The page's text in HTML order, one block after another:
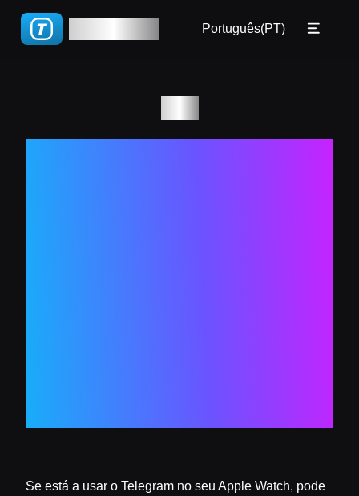
Português(PT)
🇧🇷 Português(BR)
🇮🇹 Italiano
Tutorial
Se está a usar o Telegram no seu Apple Watch, pode